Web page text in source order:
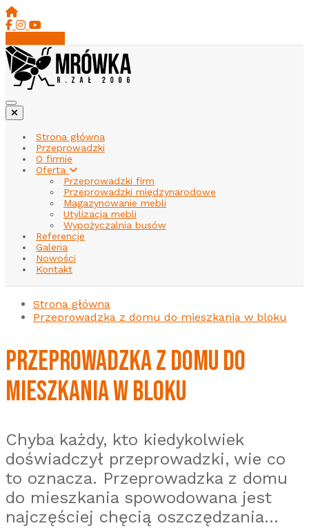
Strona główna
Przeprowadzki
O firmie
Oferta
Przeprowadzki firm
Przeprowadzki międzynarodowe
Magazynowanie mebli
Utylizacja mebli
Wypożyczalnia busów
Referencje
Galeria
Nowości
Kontakt
Strona główna
Przeprowadzka z domu do mieszkania w bloku
PRZEPROWADZKA Z DOMU DO
MIESZKANIA W BLOKU
Chyba każdy, kto kiedykolwiek
doświadczył przeprowadzki, wie co
to oznacza. Przeprowadzka z domu
do mieszkania spowodowana jest
najczęściej chęcią oszczędzania...